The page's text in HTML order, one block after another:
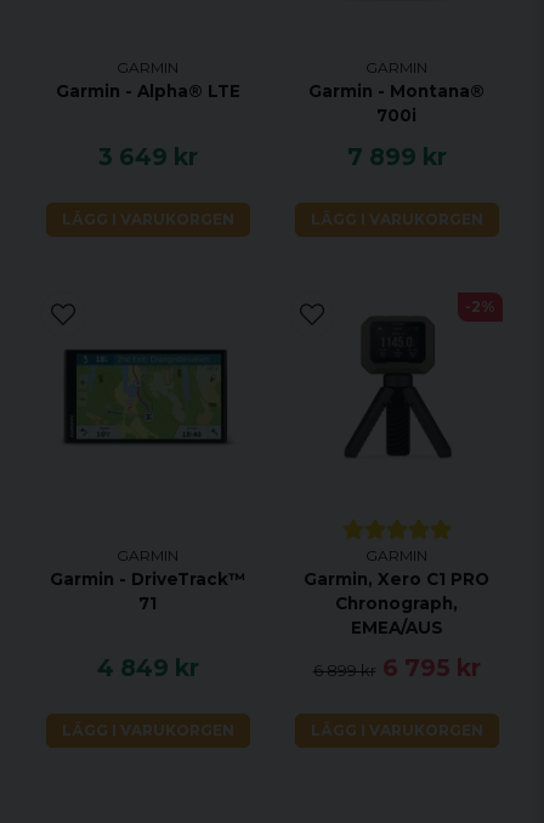
GARMIN
Garmin - Alpha® LTE
3 649 kr
LÄGG I VARUKORGEN
GARMIN
Garmin - Montana®
700i
7 899 kr
LÄGG I VARUKORGEN
GARMIN
Garmin - DriveTrack™
71
4 849 kr
LÄGG I VARUKORGEN
GARMIN
Garmin, Xero C1 PRO
Chronograph,
EMEA/AUS
6 899 kr 6 795 kr
LÄGG I VARUKORGEN
-2%